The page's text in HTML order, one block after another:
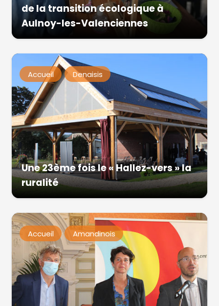
de la transition écologique à
Aulnoy-les-Valenciennes
Accueil Denaisis
Une 23ème fois le « Hallez-vers » la
ruralité
Accueil Amandinois